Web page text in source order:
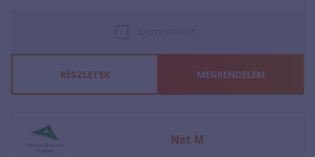
RÉSZLETEK MEGRENDELEM
Net M